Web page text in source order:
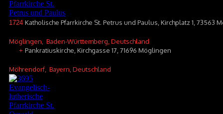
1724 Katholische Pfarrkirche St. Petrus und Paulus, Kirchplatz 1, 73563
Möglingen , Baden-Württemberg, Deutschland
+ Pankratiuskirche, Kirchgasse 17, 71696 Möglingen
Möhrendorf , Bayern, Deutschland